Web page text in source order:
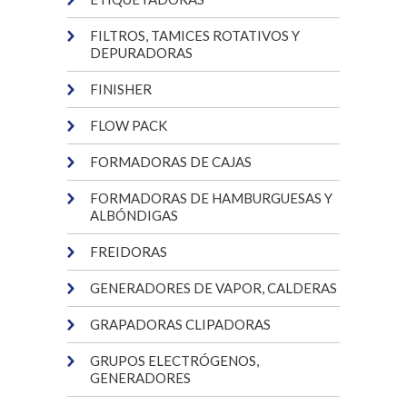
FILTROS, TAMICES ROTATIVOS Y
DEPURADORAS
FINISHER
FLOW PACK
FORMADORAS DE CAJAS
FORMADORAS DE HAMBURGUESAS Y
ALBÓNDIGAS
FREIDORAS
GENERADORES DE VAPOR, CALDERAS
GRAPADORAS CLIPADORAS
GRUPOS ELECTRÓGENOS,
GENERADORES